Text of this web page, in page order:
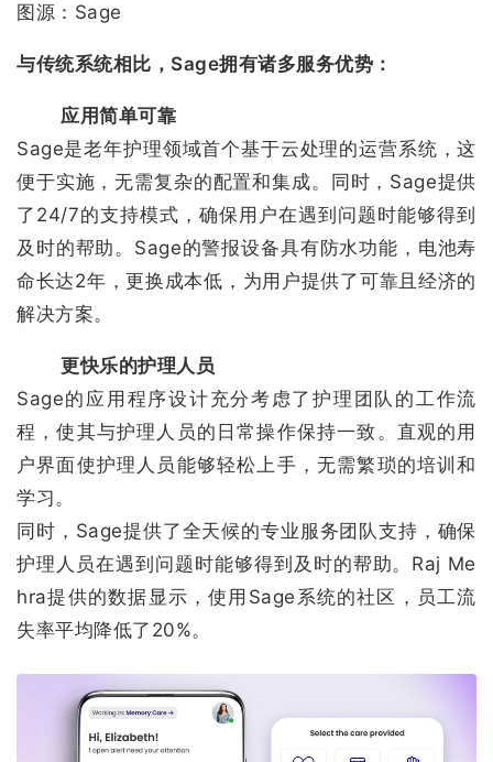
图源：Sage
与传统系统相比，Sage拥有诸多服务优势：
应用简单可靠
Sage是老年护理领域首个基于云处理的运营系统，这
便于实施，无需复杂的配置和集成。同时，Sage提供
了24/7的支持模式，确保用户在遇到问题时能够得到
及时的帮助。Sage的警报设备具有防水功能，电池寿
命长达2年，更换成本低，为用户提供了可靠且经济的
解决方案。
更快乐的护理人员
Sage的应用程序设计充分考虑了护理团队的工作流
程，使其与护理人员的日常操作保持一致。直观的用
户界面使护理人员能够轻松上手，无需繁琐的培训和
学习。
同时，Sage提供了全天候的专业服务团队支持，确保
护理人员在遇到问题时能够得到及时的帮助。Raj Me
hra提供的数据显示，使用Sage系统的社区，员工流
失率平均降低了20%。